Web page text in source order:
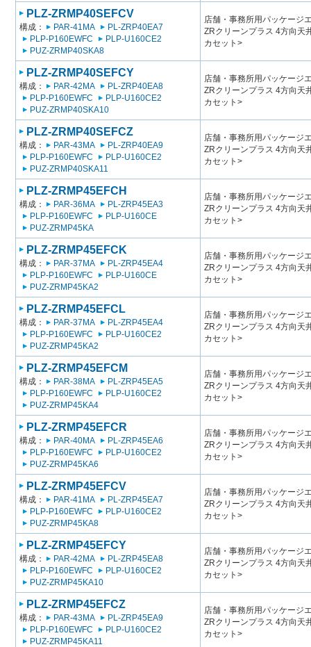
PLZ-ZRMP40SEFCV
構成： PAR-41MA
PL-ZRP40EA7
PLP-P160EWFC
PLP-U160CE2
PUZ-ZRMP40SKA8
店舗・事務所用パッケージ
ZRクリーンプラス 4方向天
カセット>
PLZ-ZRMP40SEFCY
構成： PAR-42MA
PL-ZRP40EA8
PLP-P160EWFC
PLP-U160CE2
PUZ-ZRMP40SKA10
店舗・事務所用パッケージ
ZRクリーンプラス 4方向天
カセット>
PLZ-ZRMP40SEFCZ
構成： PAR-43MA
PL-ZRP40EA9
PLP-P160EWFC
PLP-U160CE2
PUZ-ZRMP40SKA11
店舗・事務所用パッケージ
ZRクリーンプラス 4方向天
カセット>
PLZ-ZRMP45EFCH
構成： PAR-36MA
PL-ZRP45EA3
PLP-P160EWFC
PLP-U160CE
PUZ-ZRMP45KA
店舗・事務所用パッケージ
ZRクリーンプラス 4方向天
カセット>
PLZ-ZRMP45EFCK
構成： PAR-37MA
PL-ZRP45EA4
PLP-P160EWFC
PLP-U160CE
PUZ-ZRMP45KA2
店舗・事務所用パッケージ
ZRクリーンプラス 4方向天
カセット>
PLZ-ZRMP45EFCL
構成： PAR-37MA
PL-ZRP45EA4
PLP-P160EWFC
PLP-U160CE2
PUZ-ZRMP45KA2
店舗・事務所用パッケージ
ZRクリーンプラス 4方向天
カセット>
PLZ-ZRMP45EFCM
構成： PAR-38MA
PL-ZRP45EA5
PLP-P160EWFC
PLP-U160CE2
PUZ-ZRMP45KA4
店舗・事務所用パッケージ
ZRクリーンプラス 4方向天
カセット>
PLZ-ZRMP45EFCR
構成： PAR-40MA
PL-ZRP45EA6
PLP-P160EWFC
PLP-U160CE2
PUZ-ZRMP45KA6
店舗・事務所用パッケージ
ZRクリーンプラス 4方向天
カセット>
PLZ-ZRMP45EFCV
構成： PAR-41MA
PL-ZRP45EA7
PLP-P160EWFC
PLP-U160CE2
PUZ-ZRMP45KA8
店舗・事務所用パッケージ
ZRクリーンプラス 4方向天
カセット>
PLZ-ZRMP45EFCY
構成： PAR-42MA
PL-ZRP45EA8
PLP-P160EWFC
PLP-U160CE2
PUZ-ZRMP45KA10
店舗・事務所用パッケージ
ZRクリーンプラス 4方向天
カセット>
PLZ-ZRMP45EFCZ
構成： PAR-43MA
PL-ZRP45EA9
PLP-P160EWFC
PLP-U160CE2
PUZ-ZRMP45KA11
店舗・事務所用パッケージ
ZRクリーンプラス 4方向天
カセット>